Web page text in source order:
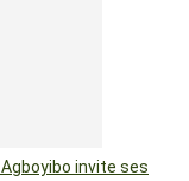
invite ses